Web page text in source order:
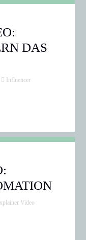
DAS
Influencer
Video